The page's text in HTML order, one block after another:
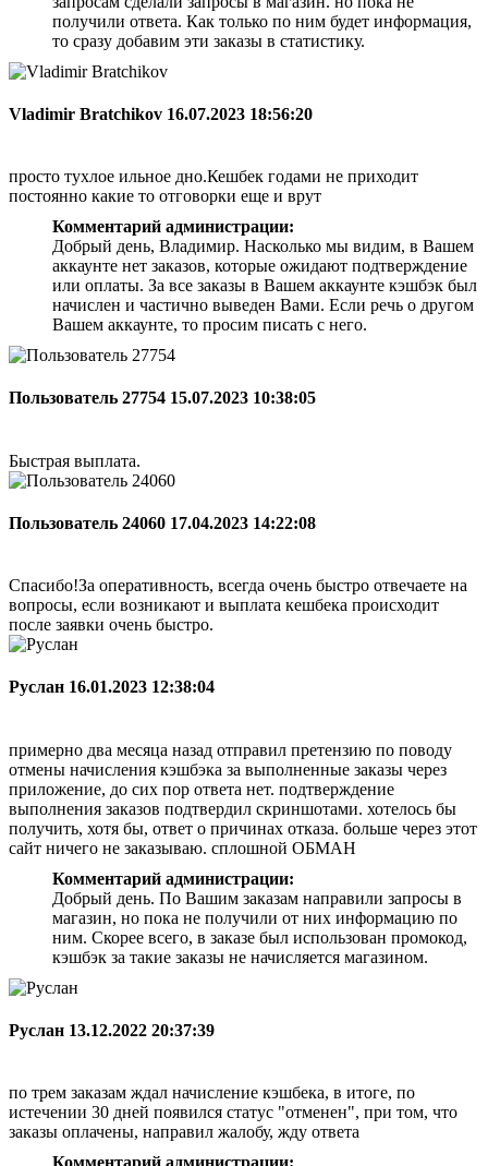
получили ответа. Как только по ним будет информация,
то сразу добавим эти заказы в статистику.
Vladimir Bratchikov 16.07.2023 18:56:20
просто тухлое ильное дно.Кешбек годами не приходит
постоянно какие то отговорки еще и врут
Комментарий администрации:
Добрый день, Владимир. Насколько мы видим, в Вашем
аккаунте нет заказов, которые ожидают подтверждение
или оплаты. За все заказы в Вашем аккаунте кэшбэк был
начислен и частично выведен Вами. Если речь о другом
Вашем аккаунте, то просим писать с него.
Пользователь 27754 15.07.2023 10:38:05
Быстрая выплата.
Пользователь 24060 17.04.2023 14:22:08
Спасибо!За оперативность, всегда очень быстро отвечаете на
вопросы, если возникают и выплата кешбека происходит
после заявки очень быстро.
Руслан 16.01.2023 12:38:04
примерно два месяца назад отправил претензию по поводу
отмены начисления кэшбэка за выполненные заказы через
приложение, до сих пор ответа нет. подтверждение
выполнения заказов подтвердил скриншотами. хотелось бы
получить, хотя бы, ответ о причинах отказа. больше через этот
сайт ничего не заказываю. сплошной ОБМАН
Комментарий администрации:
Добрый день. По Вашим заказам направили запросы в
магазин, но пока не получили от них информацию по
ним. Скорее всего, в заказе был использован промокод,
кэшбэк за такие заказы не начисляется магазином.
Руслан 13.12.2022 20:37:39
по трем заказам ждал начисление кэшбека, в итоге, по
истечении 30 дней появился статус "отменен", при том, что
заказы оплачены, направил жалобу, жду ответа